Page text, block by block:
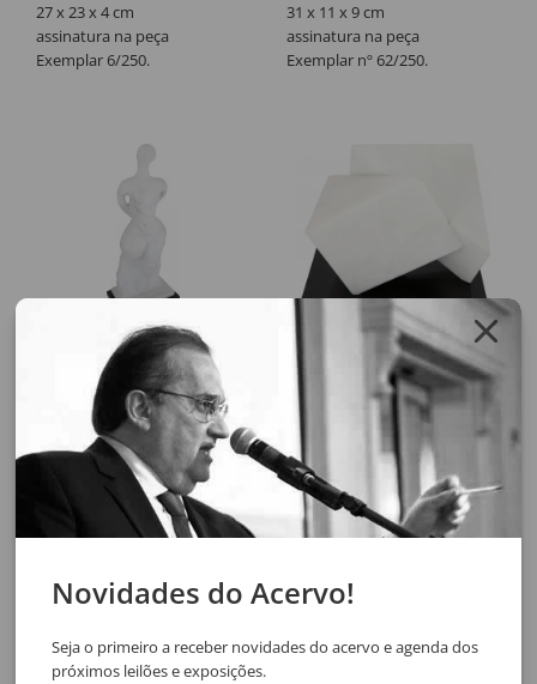
27 x 23 x 4 cm
assinatura na peça
Exemplar 6/250.
31 x 11 x 9 cm
assinatura na peça
Exemplar nº 62/250.
Paulo Rebocho
Nu Feminino
escultura em mármore
58 x 12 x 22 cm
assinatura na peça
Paulo Rebocho
Sem Título
escultura em mármore
21 x 23 x 21 cm
assinado
Novidades do Acervo!
Seja o primeiro a receber novidades do acervo e agenda dos
próximos leilões e exposições.